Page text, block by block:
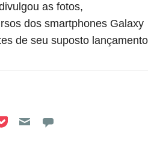
as fotos,
dos smartphones Galaxy
de seu suposto lançamento
on Reddit
on Flipboard
on Pocket